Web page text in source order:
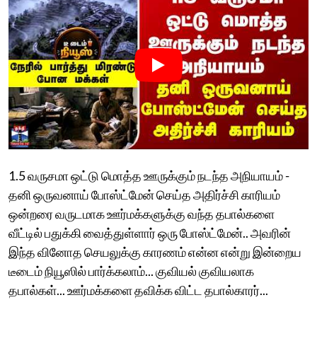
1.5 வருசமா ஒட்டு மொத்த ஊருக்கும் நடந்த அநியாயம் -
தனி ஒருவனாய் போஸ்ட்மேன் செய்த அதிர்ச்சி காரியம்
ஒன்றரை வருடமாக ஊர்மக்களுக்கு வந்த தபால்களை
வீட்டில் பதுக்கி வைத்துள்ளார் ஒரு போஸ்ட்மேன்.. அவரின்
இந்த வினோத செயலுக்கு காரணம் என்ன என்று இன்றைய
டீடைம் நியூஸில் பார்க்கலாம்... குவியல் குவியலாக
தபால்கள்... ஊர்மக்களை தவிக்க விட்ட தபால்காரர்...